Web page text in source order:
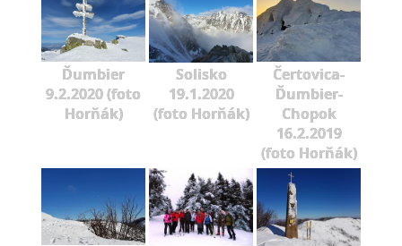
Ďumbier
9.2.2020 (foto
Horňák)
Solisko
19.1.2020
(foto Horňák)
Čertovica-
Ďumbier-
Chopok
16.2.2019
(foto Horňák)